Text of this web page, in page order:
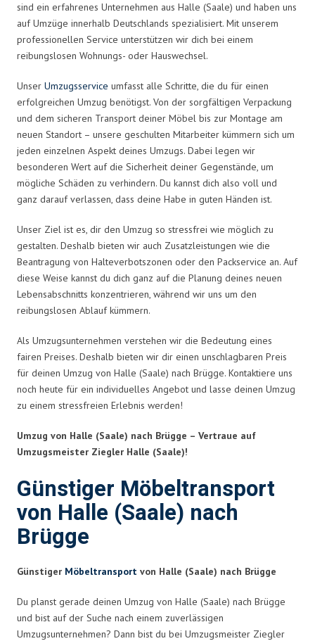
sind ein erfahrenes Unternehmen aus Halle (Saale) und haben uns
auf Umzüge innerhalb Deutschlands spezialisiert. Mit unserem
professionellen Service unterstützen wir dich bei einem
reibungslosen Wohnungs- oder Hauswechsel.
Unser Umzugsservice umfasst alle Schritte, die du für einen
erfolgreichen Umzug benötigst. Von der sorgfältigen Verpackung
und dem sicheren Transport deiner Möbel bis zur Montage am
neuen Standort – unsere geschulten Mitarbeiter kümmern sich um
jeden einzelnen Aspekt deines Umzugs. Dabei legen wir
besonderen Wert auf die Sicherheit deiner Gegenstände, um
mögliche Schäden zu verhindern. Du kannst dich also voll und
ganz darauf verlassen, dass deine Habe in guten Händen ist.
Unser Ziel ist es, dir den Umzug so stressfrei wie möglich zu
gestalten. Deshalb bieten wir auch Zusatzleistungen wie die
Beantragung von Halteverbotszonen oder den Packservice an. Auf
diese Weise kannst du dich ganz auf die Planung deines neuen
Lebensabschnitts konzentrieren, während wir uns um den
reibungslosen Ablauf kümmern.
Als Umzugsunternehmen verstehen wir die Bedeutung eines
fairen Preises. Deshalb bieten wir dir einen unschlagbaren Preis
für deinen Umzug von Halle (Saale) nach Brügge. Kontaktiere uns
noch heute für ein individuelles Angebot und lasse deinen Umzug
zu einem stressfreien Erlebnis werden!
Umzug von Halle (Saale) nach Brügge – Vertraue auf
Umzugsmeister Ziegler Halle (Saale)!
Günstiger Möbeltransport
von Halle (Saale) nach
Brügge
Günstiger Möbeltransport von Halle (Saale) nach Brügge
Du planst gerade deinen Umzug von Halle (Saale) nach Brügge
und bist auf der Suche nach einem zuverlässigen
Umzugsunternehmen? Dann bist du bei Umzugsmeister Ziegler